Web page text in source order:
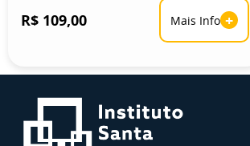
R$ 109,00 Mais Info +